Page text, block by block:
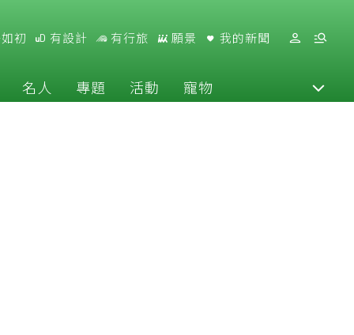
初 有設計 有行旅 願景 我的新聞
名人 專題 活動 寵物